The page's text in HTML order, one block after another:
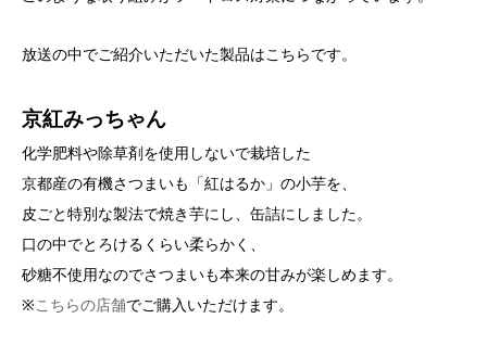
放送の中でご紹介いただいた製品はこちらです。
京紅みっちゃん
化学肥料や除草剤を使用しないで栽培した
京都産の有機さつまいも「紅はるか」の小芋を、
皮ごと特別な製法で焼き芋にし、缶詰にしました。
口の中でとろけるくらい柔らかく、
砂糖不使用なのでさつまいも本来の甘みが楽しめます。
※こちらの店舗でご購入いただけます。